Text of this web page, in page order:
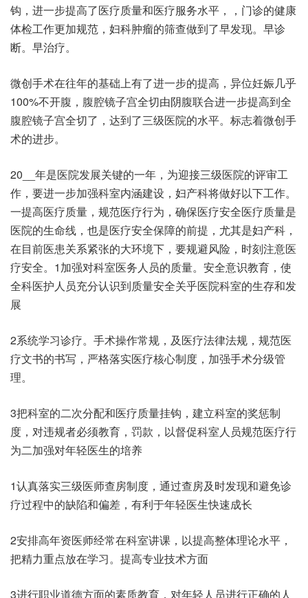
钩，进一步提高了医疗质量和医疗服务水平，，门诊的健康
体检工作更加规范，妇科肿瘤的筛查做到了早发现。早诊
断。早治疗。
微创手术在往年的基础上有了进一步的提高，异位妊娠几乎
100%不开腹，腹腔镜子宫全切由阴腹联合进一步提高到全
腹腔镜子宫全切了，达到了三级医院的水平。标志着微创手
术的进步。
20__年是医院发展关键的一年，为迎接三级医院的评审工
作，要进一步加强科室内涵建设，妇产科将做好以下工作。
一提高医疗质量，规范医疗行为，确保医疗安全医疗质量是
医院的生命线，也是医疗安全保障的前提，尤其是妇产科，
在目前医患关系紧张的大环境下，要规避风险，时刻注意医
疗安全。1加强对科室医务人员的质量。安全意识教育，使
全科医护人员充分认识到质量安全关乎医院科室的生存和发
展
2系统学习诊疗。手术操作常规，及医疗法律法规，规范医
疗文书的书写，严格落实医疗核心制度，加强手术分级管
理。
3把科室的二次分配和医疗质量挂钩，建立科室的奖惩制
度，对违规者必须教育，罚款，以督促科室人员规范医疗行
为二加强对年轻医生的培养
1认真落实三级医师查房制度，通过查房及时发现和避免诊
疗过程中的缺陷和偏差，有利于年轻医生快速成长
2安排高年资医师经常在科室讲课，以提高整体理论水平，
把精力重点放在学习。提高专业技术方面
3进行职业道德方面的素质教育，对年轻人员进行正确的人